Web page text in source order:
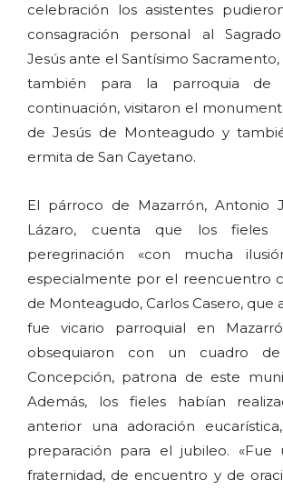
celebración los asistentes
consagración personal al
Jesús ante el Santísimo
también para la parroquia de
continuación, visitaron el
de Jesús de Monteagudo y
ermita de San Cayetano.
El párroco de Mazarrón, Antonio
Lázaro, cuenta que los fieles
peregrinación «con mucha
especialmente por el reencuentro
de Monteagudo, Carlos Casero,
fue vicario parroquial en
obsequiaron con un cuadro
Concepción, patrona de este
Además, los fieles habían
anterior una adoración
preparación para el jubileo. «Fue
fraternidad, de encuentro y de